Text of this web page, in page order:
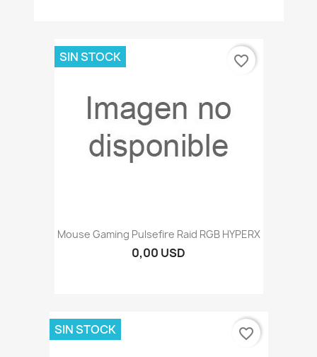
Mouse Gaming Pulsefire Raid RGB HYPERX
0,00 USD
SIN STOCK favorite_border
SIN STOCK favorite_border